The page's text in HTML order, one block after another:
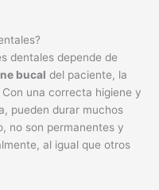
dentales depende de
bucal del paciente, la
una correcta higiene y
pueden durar muchos
no son permanentes y
al igual que otros